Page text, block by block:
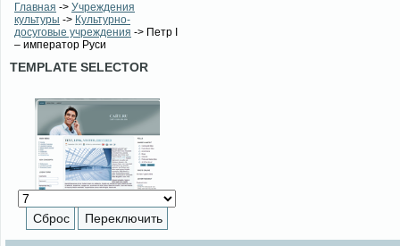
Главная -> Учреждения
культуры -> Культурно-
досуговые учреждения -> Петр I
– император Руси
TEMPLATE SELECTOR